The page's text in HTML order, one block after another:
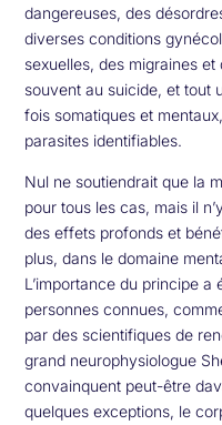
dangereuses, des
diverses conditions
sexuelles, des migraines
souvent au suicide, et tout
fois somatiques et
parasites identifiables.
Nul ne soutiendrait que la
pour tous les cas, mais il
des effets profonds et
plus, dans le domaine
L’importance du principe
personnes connues,
par des scientifiques de
grand neurophysiologue
convainquent peut-être
quelques exceptions, le